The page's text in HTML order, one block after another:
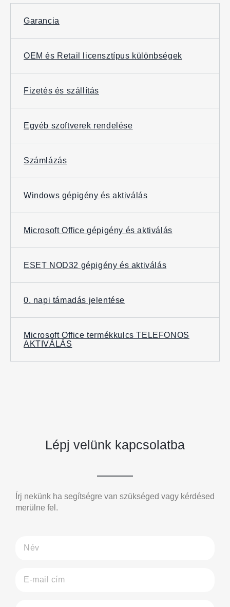
Garancia
OEM és Retail licensztípus különbségek
Fizetés és szállítás
Egyéb szoftverek rendelése
Számlázás
Windows gépigény és aktiválás
Microsoft Office gépigény és aktiválás
ESET NOD32 gépigény és aktiválás
0. napi támadás jelentése
Microsoft Office termékkulcs TELEFONOS
AKTIVÁLÁS
Lépj velünk kapcsolatba
Írj nekünk ha segítségre van szükséged vagy kérdésed
merülne fel.